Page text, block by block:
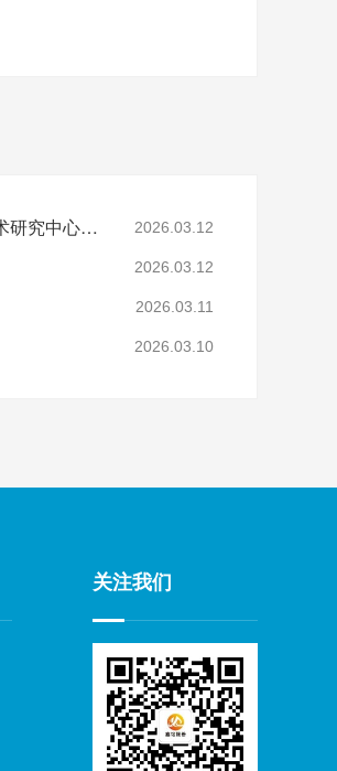
省级认定！鑫钻股份数字能源空压站工程技术研究中心正式获批 2026.03.12
2026.03.12
2026.03.11
2026.03.10
关注我们